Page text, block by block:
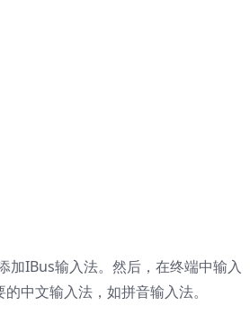
加IBus输入法。然后，在终端中输入
中文输入法，如拼音输入法。